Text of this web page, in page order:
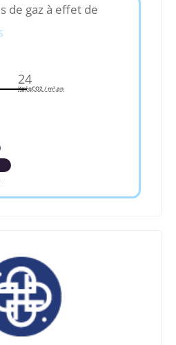
de gaz à effet de
24
KgéqCO2 / m².an